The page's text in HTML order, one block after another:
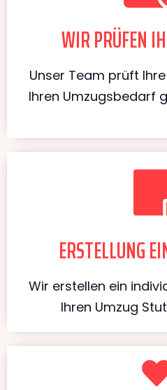
WIR PRÜFEN
Unser Team prüft
Ihren Umzugsbedarf
ERSTELLUNG
Wir erstellen ein
Ihren Umzug